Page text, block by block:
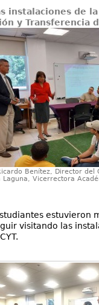
instalaciones de
y Transferencia
Benítez, Director del
Laguna, Vicerrectora
estuvieron
visitando las